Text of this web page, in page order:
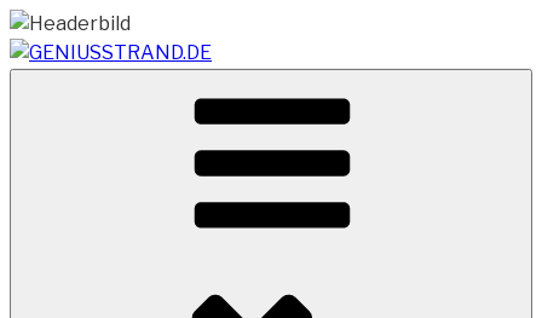
Zum
Inhalt
springen
GENIUSSTRAND.DE
Vom Geniusstrand zum JadeWeserPort/Container
Terminal Wilhelmshaven